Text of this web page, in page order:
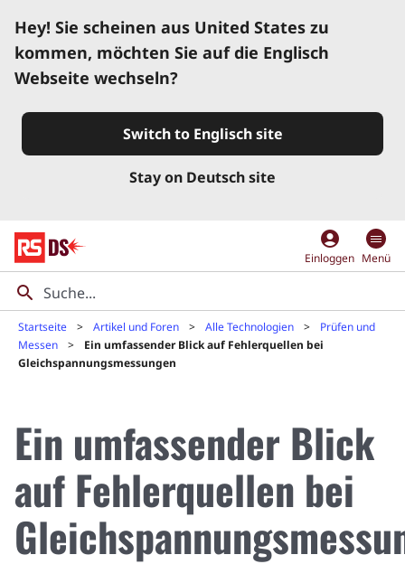
Hey! Sie scheinen aus United States zu
kommen, möchten Sie auf die Englisch
Webseite wechseln?
Switch to Englisch site
Stay on Deutsch site
account_circle
Einloggen Menü
Startseite Artikel und Foren Alle Technologien
Prüfen und
Messen
Ein umfassender Blick auf Fehlerquellen bei
Gleichspannungsmessungen
Ein umfassender Blick
auf Fehlerquellen bei